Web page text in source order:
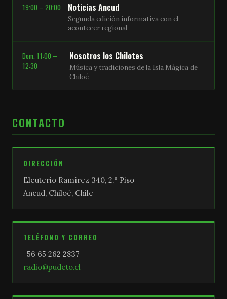
19:00 – 20:00 Noticias Ancud
Segunda edición informativa con el
acontecer regional
Dom. 11:00 –
12:30
Nosotros los Chilotes
Música y tradiciones de la Isla Mágica de
Chiloé
CONTACTO
DIRECCIÓN
Eleuterio Ramírez 340, 2.° Piso
Ancud, Chiloé, Chile
TELÉFONO Y CORREO
+56 65 262 2837
radio@pudeto.cl